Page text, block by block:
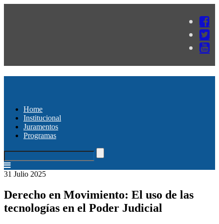
Home
Institucional
Juramentos
Programas
31 Julio 2025
Derecho en Movimiento: El uso de las
tecnologías en el Poder Judicial